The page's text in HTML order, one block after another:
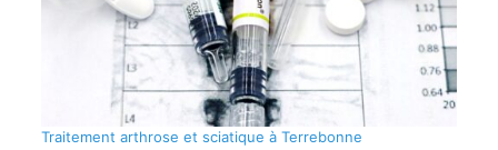
Traitement arthrose et sciatique à Terrebonne